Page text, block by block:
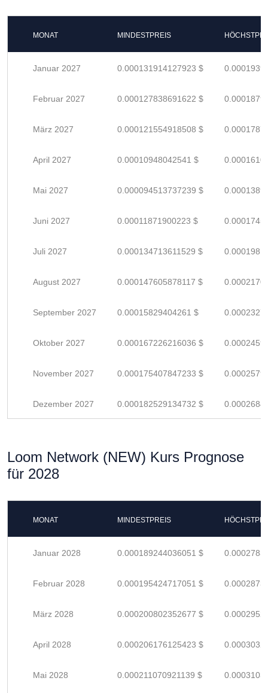
MONAT MINDESTPREIS
Januar 2027 0.000131914127923 $
Februar 2027 0.000127838691622 $
März 2027 0.000121554918508 $
April 2027 0.00010948042541 $
Mai 2027 0.000094513737239 $
Juni 2027 0.00011871900223 $
Juli 2027 0.000134713611529 $
August 2027 0.000147605878117 $
September 2027 0.00015829404261 $
Oktober 2027 0.000167226216036 $
November 2027 0.000175407847233 $
Dezember 2027 0.000182529134732 $
Loom Network (NEW) Kurs Prognose
für 2028
MONAT MINDESTPREIS
Januar 2028 0.000189244036051 $
Februar 2028 0.000195424717051 $
März 2028 0.000200802352677 $
April 2028 0.000206176125423 $
Mai 2028 0.000211070921139 $